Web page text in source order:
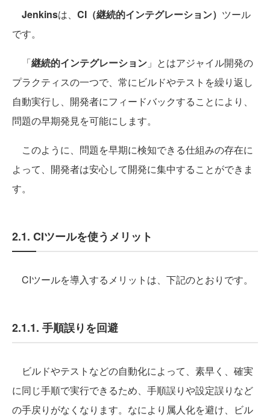
Jenkinsは、 CI（継続的インテグレーション） ツール
です。
「継続的インテグレーション 」とはアジャイル開発の
プラクティスの一つで、常にビルドやテストを繰り返し
自動実行し、開発者にフィードバックすることにより、
問題の早期発見を可能にします。
このように、問題を早期に検知できる仕組みの存在に
よって、開発者は安心して開発に集中することができま
す。
2.1. CIツールを使うメリット
CIツールを導入するメリットは、下記のとおりです。
2.1.1. 手順誤りを回避
ビルドやテストなどの自動化によって、素早く、確実
に同じ手順で実行できるため、手順誤りや設定誤りなど
の手戻りがなくなります。なにより属人化を避け、ビル